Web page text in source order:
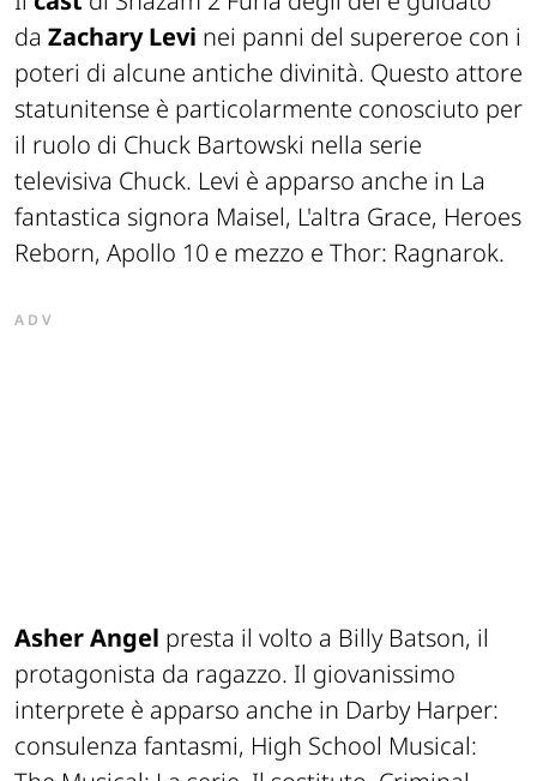
da Zachary Levi nei panni del supereroe con i
poteri di alcune antiche divinità. Questo attore
statunitense è particolarmente conosciuto per
il ruolo di Chuck Bartowski nella serie
televisiva Chuck. Levi è apparso anche in La
fantastica signora Maisel, L'altra Grace, Heroes
Reborn, Apollo 10 e mezzo e Thor: Ragnarok.
ADV
Asher Angel presta il volto a Billy Batson, il
protagonista da ragazzo. Il giovanissimo
interprete è apparso anche in Darby Harper:
consulenza fantasmi, High School Musical: